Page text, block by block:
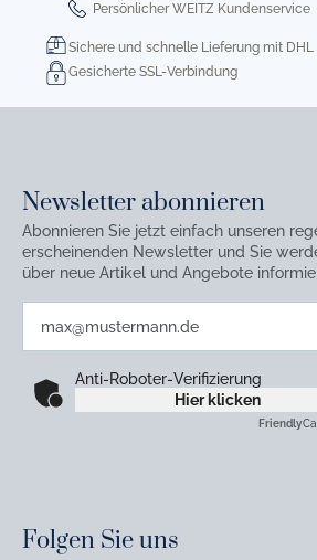
Persönlicher WEITZ Kundenservice
Sichere und schnelle Lieferung mit DHL
Gesicherte SSL-Verbindung
Newsletter abonnieren
Abonnieren Sie jetzt einfach unseren
erscheinenden Newsletter und Sie
über neue Artikel und Angebote
Anti-Roboter-Verifizierung
Hier klicken
Friendly
Folgen Sie uns